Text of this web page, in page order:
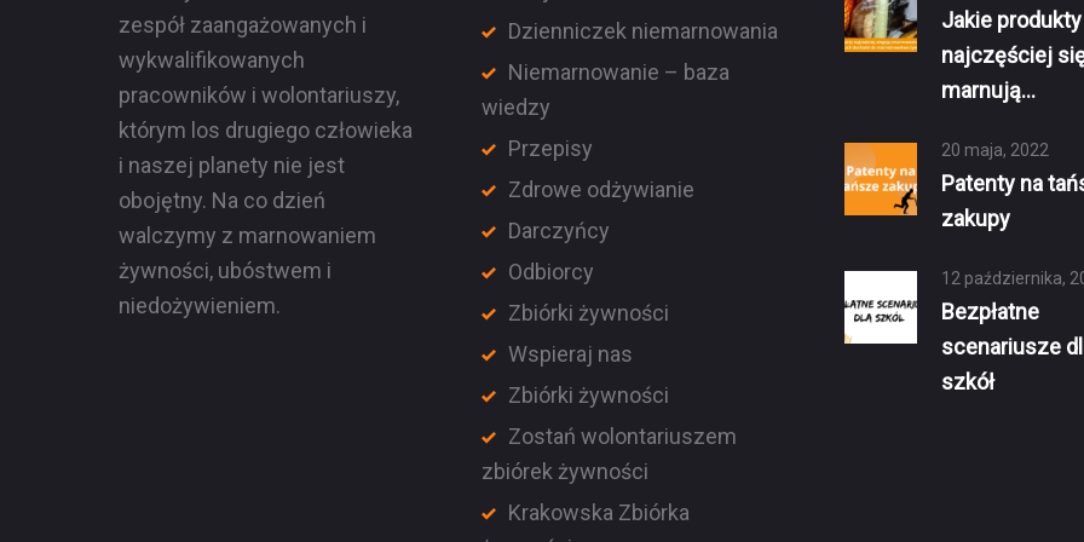
zespół zaangażowanych i
wykwalifikowanych
pracowników i wolontariuszy,
którym los drugiego człowieka
i naszej planety nie jest
obojętny. Na co dzień
walczymy z marnowaniem
żywności, ubóstwem i
niedożywieniem.
Dzienniczek niemarnowania
Niemarnowanie – baza
wiedzy
Przepisy
Zdrowe odżywianie
Darczyńcy
Odbiorcy
Zbiórki żywności
Wspieraj nas
Zbiórki żywności
Zostań wolontariuszem
zbiórek żywności
Krakowska Zbiórka
Jakie produkty
najczęściej
marnują…
20 maja, 2022
Patenty na
zakupy
12 października,
Bezpłatne
scenariusze
szkół